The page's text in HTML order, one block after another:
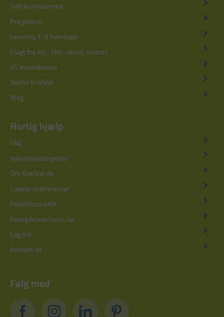
God kundeservice
Prisgaranti
Levering 1-3 hverdage
Fragt fra 49,- (39,- ekskl. moms)
5% kundebonus
Derfor Grafical
Blog
Hurtig hjælp
FAQ
Handelsbetingelser
Om Grafical.dk
Cookie-præferencer
Privatlivspolitik
Fortrydelsesformular
Log ind
Kontakt os
Følg med